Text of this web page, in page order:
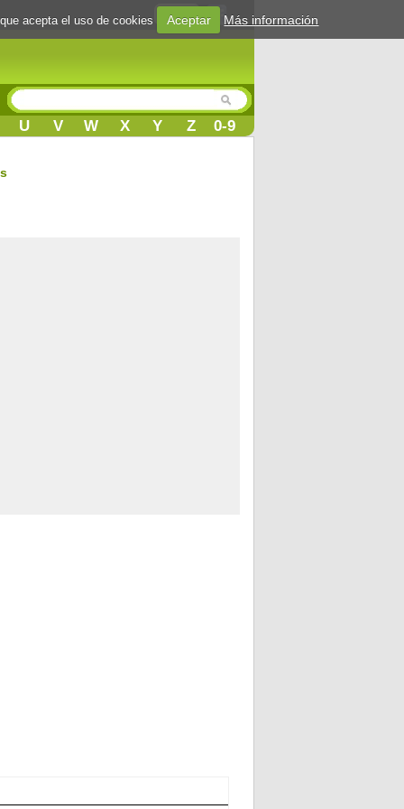
Login
U V W X Y Z 0-9
acepta el uso de cookies Aceptar Más información